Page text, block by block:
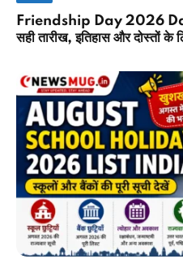
Friendship Day 2026
सही तारीख, इतिहास और दोस्तों के